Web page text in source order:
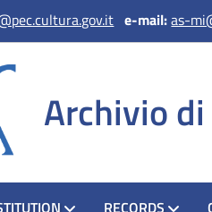
e-mail:as-
Archivio
RECORDS